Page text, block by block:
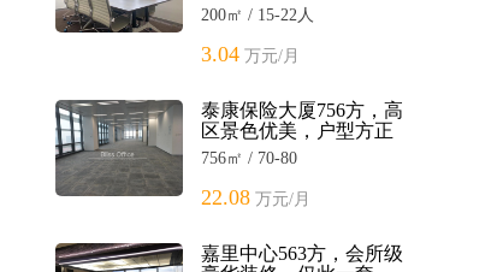
200㎡ / 15-22人
3.04 万元/月
泰康保险大厦756方，高
区景色优美，户型方正
756㎡ / 70-80
22.08 万元/月
嘉里中心563方，会所级